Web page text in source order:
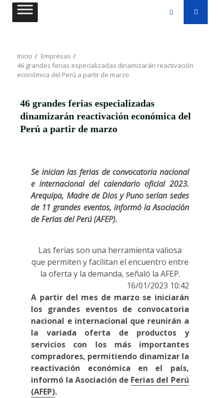
Saltar
Inicio
Empresas
46 grandes ferias especializadas dinamizarán reactivación
económica del Perú a partir de marzo
46 grandes ferias especializadas
dinamizarán reactivación económica del
Perú a partir de marzo
Se inician las ferias de convocatoria nacional
e internacional del calendario oficial 2023.
Arequipa, Madre de Dios y Puno serían sedes
de 11 grandes eventos, informó la Asociación
de Ferias del Perú (AFEP).
Las ferias son una herramienta valiosa
que permiten y facilitan el encuentro entre
la oferta y la demanda, señaló la AFEP.
16/01/2023 10:42
A partir del mes de marzo se iniciarán
los grandes eventos de convocatoria
nacional e internacional que reunirán a
la variada oferta de productos y
servicios con los más importantes
compradores, permitiendo dinamizar la
reactivación económica en el país,
informó la Asociación de Ferias del Perú
(AFEP).